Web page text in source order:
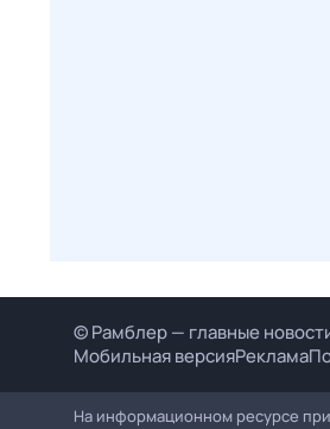
© Рамблер — главные
Мобильная версияРеклама
На информационном ресурсе